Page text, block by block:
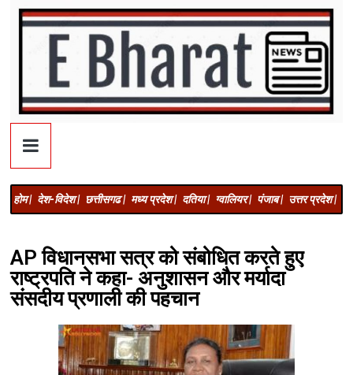
होम | देश-विदेश | छत्तीसगढ | मध्य प्रदेश | दतिया | ग्वालियर | पंजाब | उत्तर प्रदेश |
AP विधानसभा सत्र को संबोधित करते हुए
राष्ट्रपति ने कहा- अनुशासन और मर्यादा
संसदीय प्रणाली की पहचान